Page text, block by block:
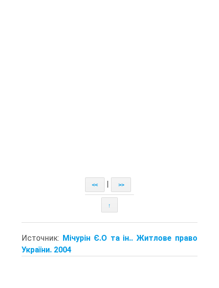
<< >>
↑
Источник: Мічурін Є.О та ін.. Житлове право
України. 2004